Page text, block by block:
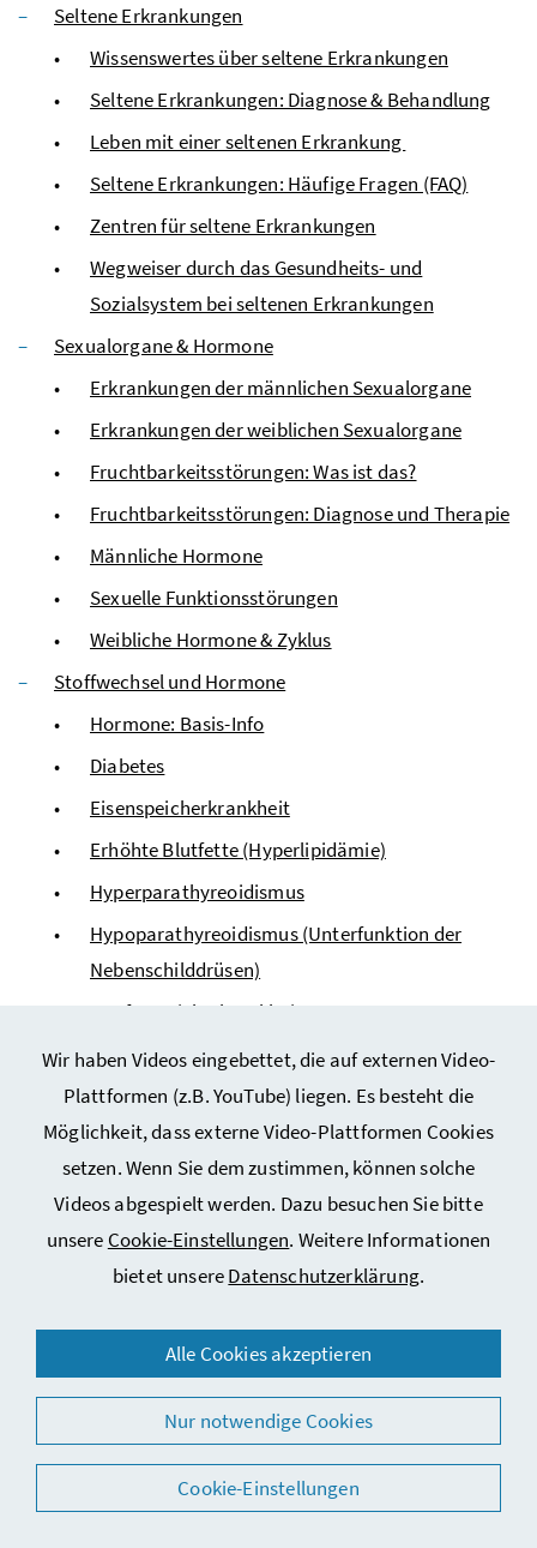
Wir haben Videos eingebettet, die auf externen Video-
Plattformen (z.B. YouTube) liegen. Es besteht die
Möglichkeit, dass externe Video-Plattformen Cookies
setzen. Wenn Sie dem zustimmen, können solche
Videos abgespielt werden. Dazu besuchen Sie bitte
unsere Cookie-Einstellungen. Weitere Informationen
bietet unsereDatenschutzerklärung.
Alle Cookies akzeptieren
Nur notwendige Cookies
Cookie-Einstellungen
Seltene Erkrankungen
Wissenswertes über seltene Erkrankungen
Seltene Erkrankungen: Diagnose & Behandlung
Leben mit einer seltenen Erkrankung
Seltene Erkrankungen: Häufige Fragen (FAQ)
Zentren für seltene Erkrankungen
Wegweiser durch das Gesundheits- und
Sozialsystem bei seltenen Erkrankungen
Sexualorgane & Hormone
Erkrankungen der männlichen Sexualorgane
Erkrankungen der weiblichen Sexualorgane
Fruchtbarkeitsstörungen: Was ist das?
Fruchtbarkeitsstörungen: Diagnose und Therapie
Männliche Hormone
Sexuelle Funktionsstörungen
Weibliche Hormone & Zyklus
Stoffwechsel und Hormone
Hormone: Basis-Info
Diabetes
Eisenspeicherkrankheit
Erhöhte Blutfette (Hyperlipidämie)
Hyperparathyreoidismus
Hypoparathyreoidismus (Unterfunktion der
Nebenschilddrüsen)
Kupferspeicherkrankheit
Metabolisches Syndrom
Nahrungsmittel-Unverträglichkeiten
Schilddrüsenerkrankungen
Übergewicht und Adipositas bei Erwachsenen
Übergewicht und Adipositas bei Kindern und
Jugendlichen
Verdauungsorgane: Basis-Info
Analfissur
Bauchfellentzündung (Peritonitis)
Akute Pankreatitis
Chronische Pankreatitis & Pankreasinsuffizienz